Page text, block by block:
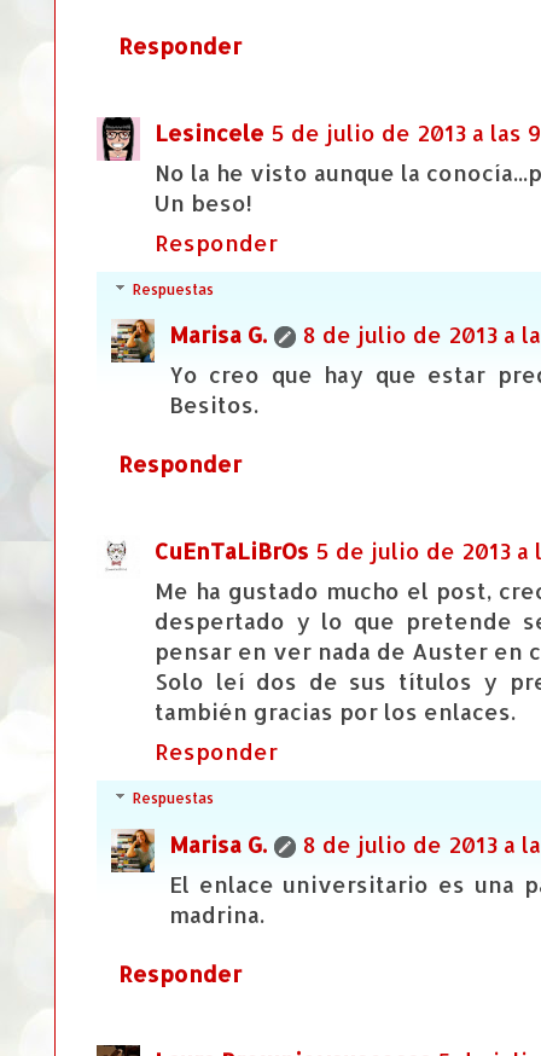
Responder
Lesincele 5 de julio de 2013 a las
No la he visto aunque la
Un beso!
Responder
Respuestas
Marisa G.
8 de julio de 2013 a
Yo creo que hay que estar
Besitos.
Responder
CuEnTaLiBrOs 5 de julio de 2013 a
Me ha gustado mucho el post,
despertado y lo que pretende
pensar en ver nada de Auster en
Solo leí dos de sus títulos y
también gracias por los enlaces.
Responder
Respuestas
Marisa G.
8 de julio de 2013 a
El enlace universitario es una
madrina.
Responder